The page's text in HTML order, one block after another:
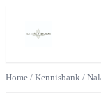
Home / Kennisbank /